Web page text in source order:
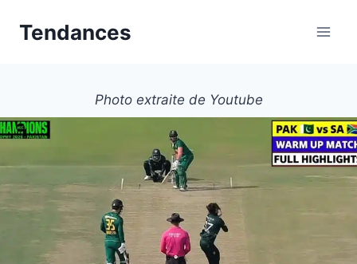
Tendances
Photo extraite de Youtube